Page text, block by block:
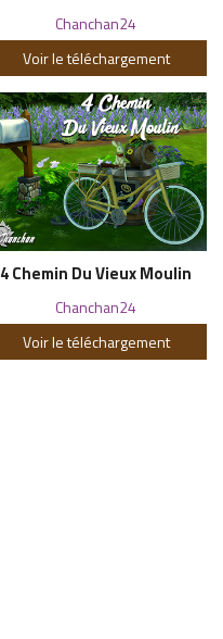
Chanchan24
Voir le téléchargement
4 Chemin Du Vieux Moulin
Chanchan24
Voir le téléchargement